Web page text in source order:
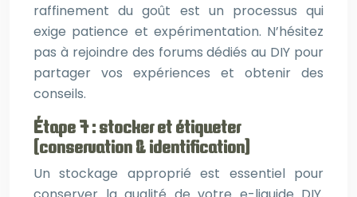
raffinement du goût est un processus qui
exige patience et expérimentation. N’hésitez
pas à rejoindre des forums dédiés au DIY pour
partager vos expériences et obtenir des
conseils.
Étape 7 : stocker et étiqueter
(conservation & identification)
Un stockage approprié est essentiel pour